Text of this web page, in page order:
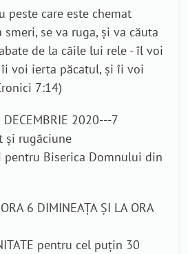
peste care este chemat
smeri, se va ruga, şi va căuta
de la căile lui rele - îl voi
voi ierta păcatul, şi îi voi
7:14)
2020---7
și rugăciune
pentru Biserica Domnului din
6 DIMINEAȚA ȘI LA ORA
pentru cel puțin 30